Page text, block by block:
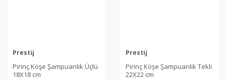
Prestij
Pirinç Köşe Şampuanlık Üçlü
18X18 cm
Prestij
Pirinç Köşe Şampuanlık Tekli
22X22 cm